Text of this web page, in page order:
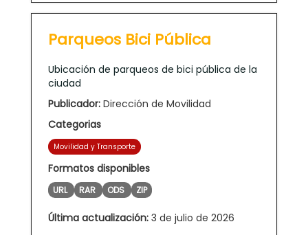
Parqueos Bici Pública
Ubicación de parqueos de bici pública de la
ciudad
Publicador: Dirección de Movilidad
Categorias
Movilidad y Transporte
Formatos disponibles
URL RAR ODS ZIP
Última actualización: 3 de julio de 2026